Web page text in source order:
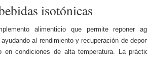
isotónicas
alimenticio que permite reponer
al rendimiento y recuperación de
en condiciones de alta temperatura. La